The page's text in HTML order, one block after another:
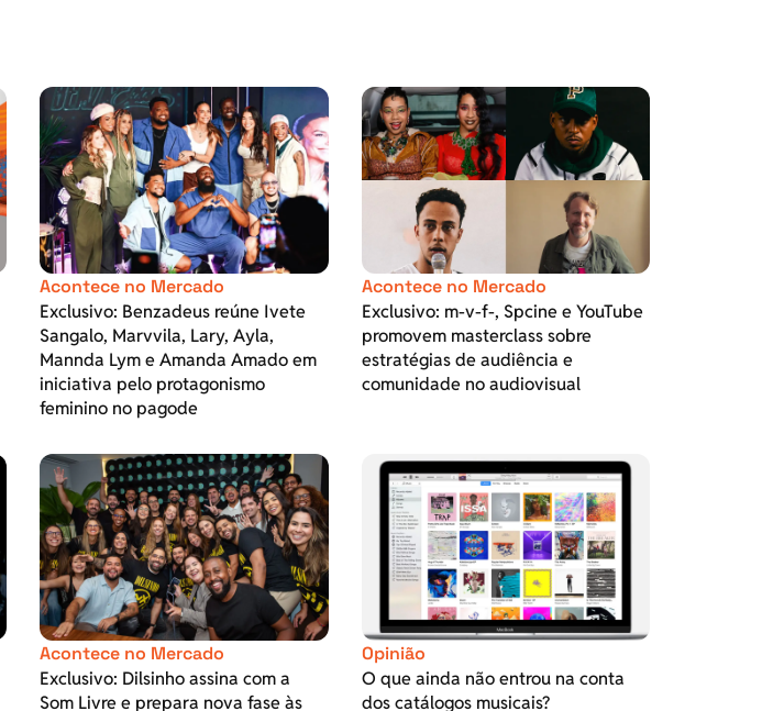
Acontece no Mercado
Exclusivo: Benzadeus reúne Ivete
Sangalo, Marvvila, Lary, Ayla,
Mannda Lym e Amanda Amado em
iniciativa pelo protagonismo
feminino no pagode
Acontece no Mercado
Exclusivo: m-v-f-, Spcine e YouTube
promovem masterclass sobre
estratégias de audiência e
comunidade no audiovisual
Acontece no Mercado
Exclusivo: Dilsinho assina com a
Som Livre e prepara nova fase às
Opinião
O que ainda não entrou na conta
dos catálogos musicais?